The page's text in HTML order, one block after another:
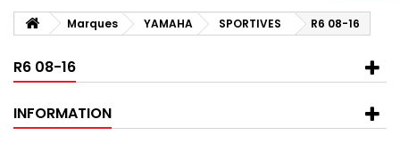
Marques YAMAHA SPORTIVES R6 08-16
R6 08-16
INFORMATION